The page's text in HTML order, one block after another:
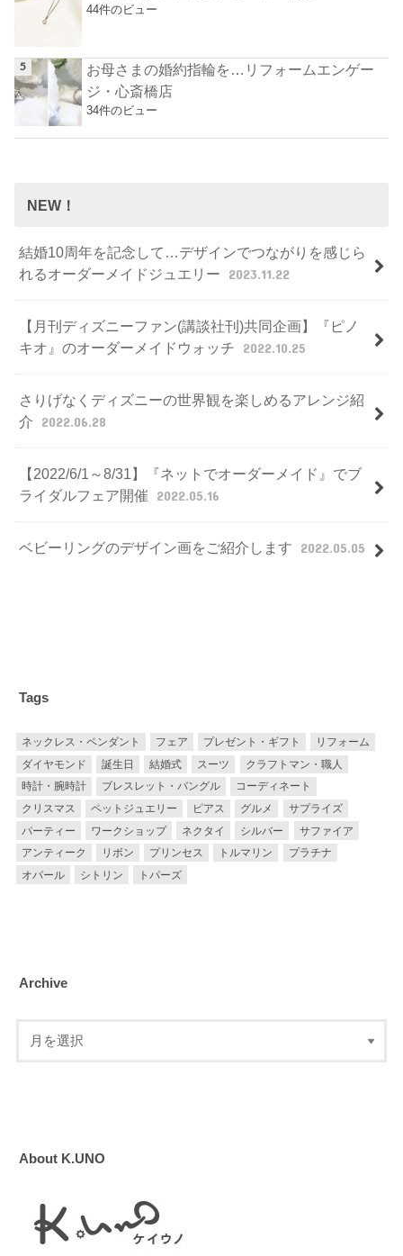
44件のビュー
お母さまの婚約指輪を…リフォームエンゲー
ジ・心斎橋店
34件のビュー
NEW！
結婚10周年を記念して…デザインでつながりを感じら
れるオーダーメイドジュエリー
2023.11.22
【月刊ディズニーファン(講談社刊)共同企画】『ピノ
キオ』のオーダーメイドウォッチ
2022.10.25
さりげなくディズニーの世界観を楽しめるアレンジ紹
介
2022.06.28
【2022/6/1～8/31】『ネットでオーダーメイド』でブ
ライダルフェア開催
2022.05.16
ベビーリングのデザイン画をご紹介します 2022.05.05
Tags
ネックレス・ペンダント フェア プレゼント・ギフト
リフォーム
ダイヤモンド
誕生日 結婚式 スーツ
クラフトマン・職人
時計・腕時計
ブレスレット・バングル
コーディネート
クリスマス
ペットジュエリー ピアス グルメ
サプライズ
パーティー
ワークショップ ネクタイ シルバー
サファイア
アンティーク
リボン プリンセス トルマリン
プラチナ
オパール
シトリン トパーズ
Archive
About K.UNO